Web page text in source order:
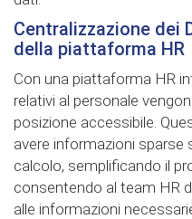
Centralizzazione dei
della piattaforma HR
Con una piattaforma HR
relativi al personale
posizione accessibile.
avere informazioni sparse
calcolo, semplificando il
consentendo al team HR
alle informazioni